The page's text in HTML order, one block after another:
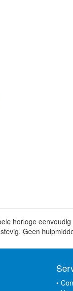
horloge
Geen
•